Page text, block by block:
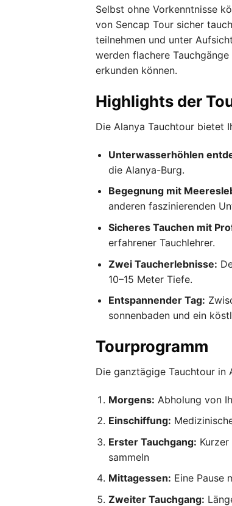
Selbst ohne Vorkenntnisse
von Sencap Tour sicher
teilnehmen und unter
werden flachere
erkunden können.
Highlights der
Die Alanya Tauchtour bietet
Unterwasserhöhlen
die Alanya-Burg.
Begegnung mit
anderen faszinierenden
Sicheres Tauchen mit
erfahrener Tauchlehrer.
Zwei Taucherlebnisse:
10–15 Meter Tiefe.
Entspannender Tag:
sonnenbaden und ein
Tourprogramm
Die ganztägige Tauchtour in
Morgens: Abholung von
Einschiffung:
Erster Tauchgang:
sammeln
Mittagessen: Eine Pause
Zweiter Tauchgang: